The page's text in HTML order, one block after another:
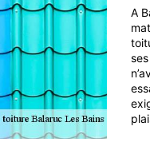
A